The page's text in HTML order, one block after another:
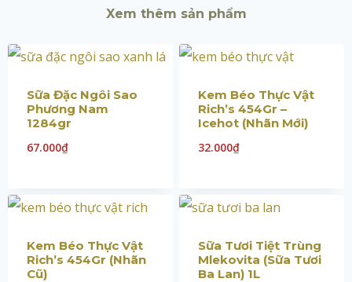
Xem thêm sản phẩm
Sữa Đặc Ngôi Sao
Phương Nam
1284gr
67.000₫
Kem Béo Thực Vật
Rich’s 454Gr –
Icehot (Nhãn Mới)
32.000₫
Kem Béo Thực Vật
Rich’s 454Gr (Nhãn
Cũ)
Sữa Tươi Tiệt Trùng
Mlekovita (Sữa Tươi
Ba Lan) 1L